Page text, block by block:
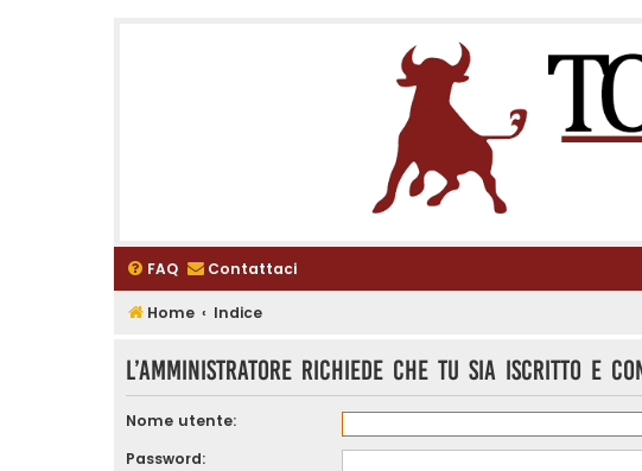
FAQ Contattaci
Home Indice
L’amministratore richiede che tu sia iscritto e
Nome utente:
Password: